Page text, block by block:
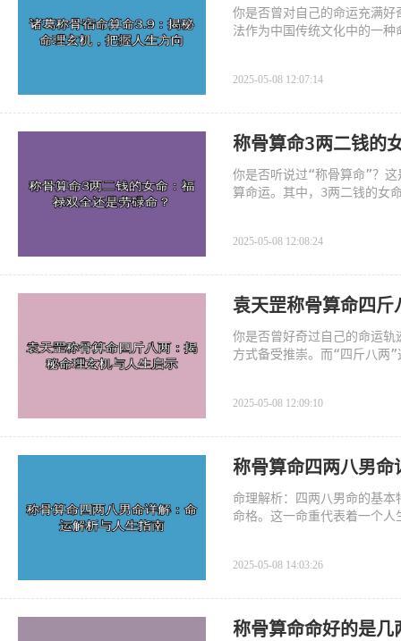
你是否曾对自己的命运充满
法作为中国传统文化中的一
2025-05-08 12:07:14
称骨算命3两二钱的
你是否听说过“称骨算命”？
算命运。其中，3两二钱的女
2025-05-08 12:08:24
袁天罡称骨算命四
你是否曾好奇过自己的命运
方式备受推崇。而“四斤八两
2025-05-08 12:09:10
称骨算命四两八男
命理解析：四两八男命的基
命格。这一命重代表着一个
2025-05-08 14:03:26
称骨算命命好的是